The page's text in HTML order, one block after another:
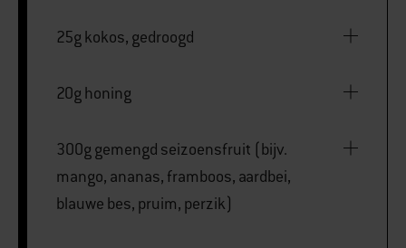
25g kokos, gedroogd
20g honing
300g gemengd seizoensfruit (bijv.
mango, ananas, framboos, aardbei,
blauwe bes, pruim, perzik)